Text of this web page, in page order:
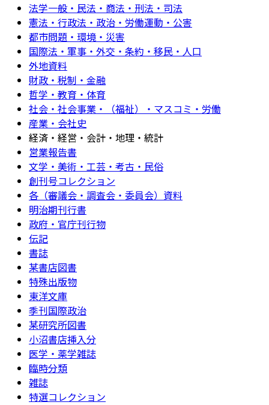
法学一般・民法・商法・刑法・司法
憲法・行政法・政治・労働運動・公害
都市問題・環境・災害
国際法・軍事・外交・条約・移民・人口
外地資料
財政・税制・金融
哲学・教育・体育
社会・社会事業・（福祉）・マスコミ・労働
産業・会社史
経済・経営・会計・地理・統計
営業報告書
文学・美術・工芸・考古・民俗
創刊号コレクション
各（審議会・調査会・委員会）資料
明治期刊行書
政府・官庁刊行物
伝記
書誌
某書店図書
特殊出版物
東洋文庫
季刊国際政治
某研究所図書
小沼書店挿入分
医学・薬学雑誌
臨時分類
雑誌
特選コレクション